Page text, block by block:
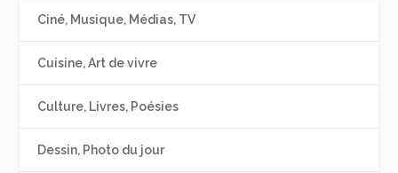
Ciné, Musique, Médias, TV
Cuisine, Art de vivre
Culture, Livres, Poésies
Dessin, Photo du jour